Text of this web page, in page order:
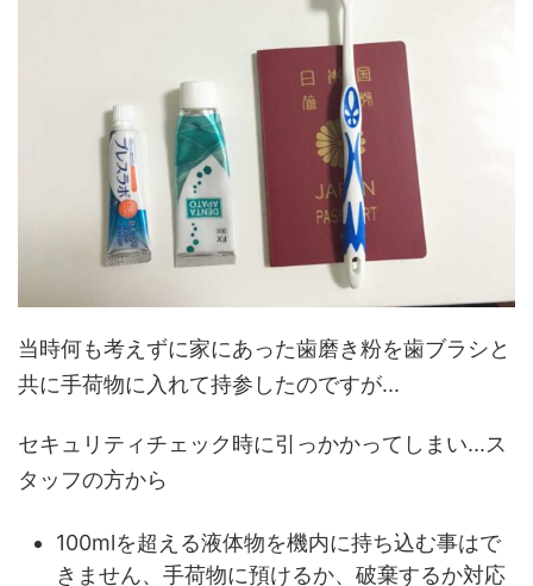
当時何も考えずに家にあった歯磨き粉を歯ブラシと
共に手荷物に入れて持参したのですが...
セキュリティチェック時に引っかかってしまい...ス
タッフの方から
100mlを超える液体物を機内に持ち込む事はで
きません、手荷物に預けるか、破棄するか対応